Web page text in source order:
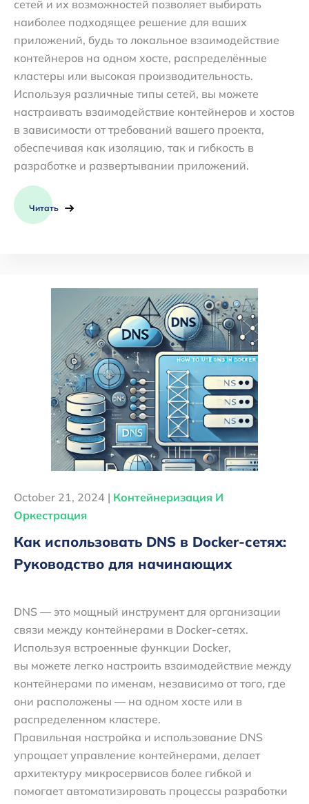
сетей и их возможностей позволяет выбирать
наиболее подходящее решение для ваших
приложений, будь то локальное взаимодействие
контейнеров на одном хосте, распределённые
кластеры или высокая производительность.
Используя различные типы сетей, вы можете
настраивать взаимодействие контейнеров и хостов
в зависимости от требований вашего проекта,
обеспечивая как изоляцию, так и гибкость в
разработке и развертывании приложений.
Читать
October 21, 2024 | Контейнеризация И
Оркестрация
Как использовать DNS в Docker-сетях:
Руководство для начинающих
DNS — это мощный инструмент для организации
связи между контейнерами в Docker-сетях.
Используя встроенные функции Docker,
вы можете легко настроить взаимодействие между
контейнерами по именам, независимо от того, где
они расположены — на одном хосте или в
распределенном кластере.
Правильная настройка и использование DNS
упрощает управление контейнерами, делает
архитектуру микросервисов более гибкой и
помогает автоматизировать процессы разработки